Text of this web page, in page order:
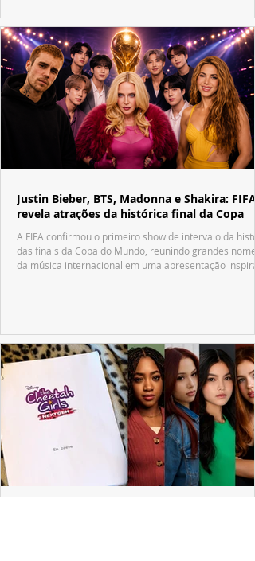
Justin Bieber, BTS, Madonna e Shakira: FIFA
revela atrações da histórica final da Copa
A FIFA confirmou o primeiro show de intervalo da
das finais da Copa do Mundo, reunindo grandes nomes
da música internacional em uma apresentação